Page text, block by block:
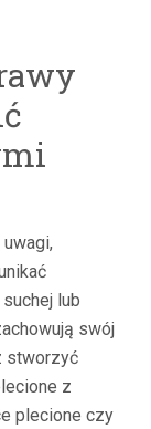
lub
swój
stworzyć
z
plecione czy